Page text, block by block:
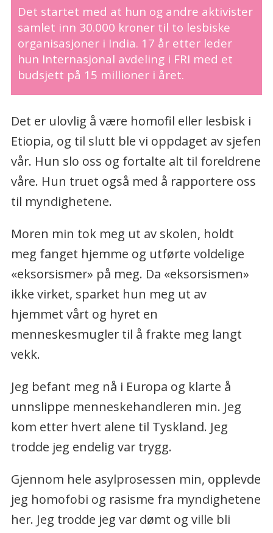
Det startet med at hun og andre aktivister
samlet inn 30.000 kroner til to lesbiske
organisasjoner i India. 17 år etter leder
hun Internasjonal avdeling i FRI med et
budsjett på 15 millioner i året.
Det er ulovlig å være homofil eller lesbisk i
Etiopia, og til slutt ble vi oppdaget av sjefen
vår. Hun slo oss og fortalte alt til foreldrene
våre. Hun truet også med å rapportere oss
til myndighetene.
Moren min tok meg ut av skolen, holdt
meg fanget hjemme og utførte voldelige
«eksorsismer» på meg. Da «eksorsismen»
ikke virket, sparket hun meg ut av
hjemmet vårt og hyret en
menneskesmugler til å frakte meg langt
vekk.
Jeg befant meg nå i Europa og klarte å
unnslippe menneskehandleren min. Jeg
kom etter hvert alene til Tyskland. Jeg
trodde jeg endelig var trygg.
Gjennom hele asylprosessen min, opplevde
jeg homofobi og rasisme fra myndighetene
her. Jeg trodde jeg var dømt og ville bli